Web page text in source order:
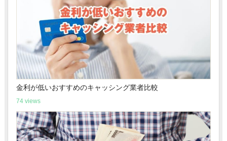
金利が低いおすすめのキャッシング業者比較
74 views